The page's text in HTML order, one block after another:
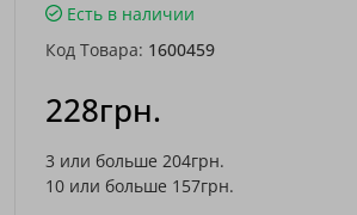
Есть в наличии
Код Товара: 1600459
228грн.
3 или больше 204грн.
10 или больше 157грн.